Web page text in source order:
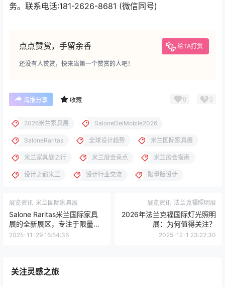
务。联系电话:181-2626-8681 (微信同号)
点点赞赏，手留余香 给TA打赏
还没有人赞赏，快来当第一个赞赏的人吧！
海报分享 收藏 0 0
2026米兰家具展 SaloneDelMobile2026
SaloneRaritas 全球设计趋势 米兰国际家具展
米兰家具展之行 米兰展会亮点 米兰展会指南
设计之都米兰 设计行业交流 限量版设计
展览资讯 米兰国际家具展
Salone Raritas米兰国际家具
展的全新展区，专注于限量版
设计与高端创意
2025-11-29 16:54:36
展览资讯 法兰克福照明展
2026年法兰克福国际灯光照明
展：为何值得关注？
2025-12-1 23:22:30
关注灵感之旅